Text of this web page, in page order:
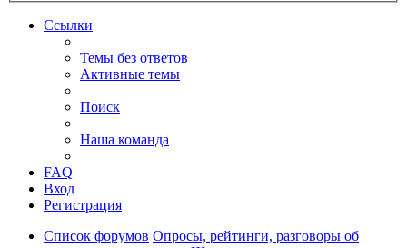
Ссылки
Темы без ответов
Активные темы
Поиск
Наша команда
FAQ
Вход
Регистрация
Список форумов Опросы, рейтинги, разговоры об